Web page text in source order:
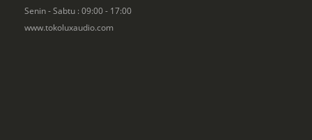
Senin - Sabtu : 09:00 - 17:00
www.tokoluxaudio.com